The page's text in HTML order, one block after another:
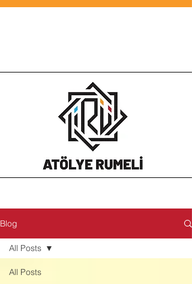
Blog
All Posts
All Posts